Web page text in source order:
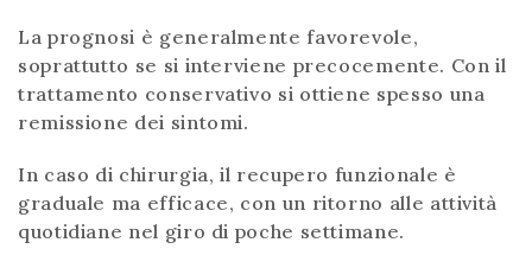
La prognosi è generalmente favorevole,
soprattutto se si interviene precocemente. Con il
trattamento conservativo si ottiene spesso una
remissione dei sintomi.
In caso di chirurgia, il recupero funzionale è
graduale ma efficace, con un ritorno alle attività
quotidiane nel giro di poche settimane.